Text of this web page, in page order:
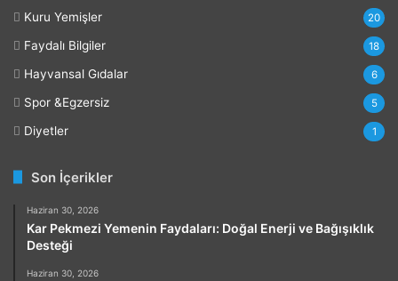
Kuru Yemişler 20
Faydalı Bilgiler 18
Hayvansal Gıdalar 6
Spor &Egzersiz 5
Diyetler 1
Son İçerikler
Haziran 30, 2026
Kar Pekmezi Yemenin Faydaları: Doğal Enerji ve Bağışıklık
Desteği
Haziran 30, 2026